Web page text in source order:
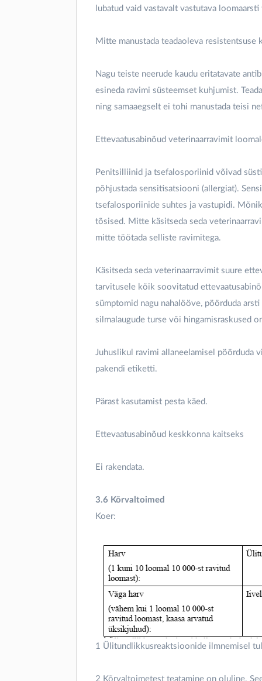
lubatud vaid vastavalt vastutava
Mitte manustada teadaoleva
Nagu teiste neerude kaudu eritatavate
esineda ravimi süsteemset kuhjumist.
ning samaaegselt ei tohi manustada teisi
Ettevaatusabinõud veterinaarravimit
Penitsilliinid ja tsefalosporiinid võivad
põhjustada sensitisatsiooni (allergiat).
tsefalosporiinide suhtes ja vastupidi.
tõsised. Mitte käsitseda seda
mitte töötada selliste ravimitega.
Käsitseda seda veterinaarravimit suure
tarvitusele kõik soovitatud
sümptomid nagu nahalööve, pöörduda
silmalaugude turse või hingamisraskused
Juhuslikul ravimi allaneelamisel pöörduda
pakendi etiketti.
Pärast kasutamist pesta käed.
Ettevaatusabinõud keskkonna kaitseks
Ei rakendata.
3.6 Kõrvaltoimed
Koer:
1 Ülitundlikkusreaktsioonide ilmnemisel
2 Kõrvaltoimetest teatamine on oluline.